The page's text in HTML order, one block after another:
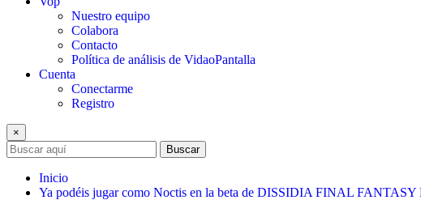
Nuestro equipo
Colabora
Contacto
Política de análisis de VidaoPantalla
Cuenta
Conectarme
Registro
×
Buscar
Inicio
Ya podéis jugar como Noctis en la beta de DISSIDIA FINAL FANTASY